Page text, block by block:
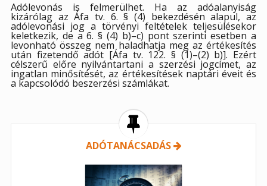
Adólevonás is felmerülhet. Ha az adóalanyiság
kizárólag az Áfa tv. 6. § (4) bekezdésén alapul, az
adólevonási jog a törvényi feltételek teljesülésekor
keletkezik, de a 6. § (4) b)–c) pont szerinti esetben a
levonható összeg nem haladhatja meg az értékesítés
után fizetendő adót [Áfa tv. 122. § (1)–(2) b)]. Ezért
célszerű előre nyilvántartani a szerzési jogcímet, az
ingatlan minősítését, az értékesítések naptári éveit és
a kapcsolódó beszerzési számlákat.
ADÓTANÁCSADÁS